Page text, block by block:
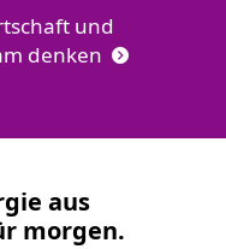
und
denken
aus
morgen.